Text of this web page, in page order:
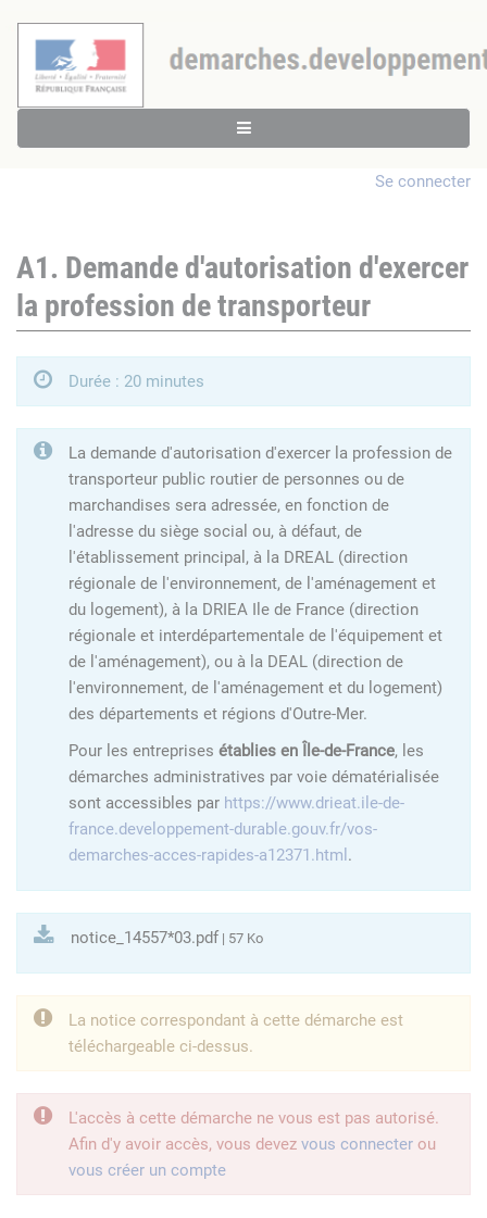
Se connecter
A1. Demande d'autorisation d'exercer
la profession de transporteur
Durée : 20 minutes
La demande d'autorisation d'exercer la profession de
transporteur public routier de personnes ou de
marchandises sera adressée, en fonction de
l'adresse du siège social ou, à défaut, de
l'établissement principal, à la DREAL (direction
régionale de l'environnement, de l'aménagement et
du logement), à la DRIEA Ile de France (direction
régionale et interdépartementale de l'équipement et
de l'aménagement), ou à la DEAL (direction de
l'environnement, de l'aménagement et du logement)
des départements et régions d'Outre-Mer.
Pour les entreprises établies en Île-de-France, les
démarches administratives par voie dématérialisée
sont accessibles par https://www.drieat.ile-de-
france.developpement-durable.gouv.fr/vos-
demarches-acces-rapides-a12371.html .
notice_14557*03.pdf | 57 Ko
La notice correspondant à cette démarche est
téléchargeable ci-dessus.
L'accès à cette démarche ne vous est pas autorisé.
Afin d'y avoir accès, vous devez vous connecter ou
vous créer un compte